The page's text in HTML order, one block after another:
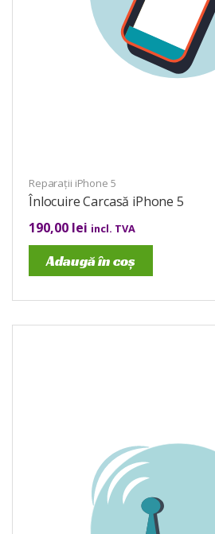
Reparații iPhone 5
Înlocuire Carcasă iPhone 5
190,00 lei incl. TVA
Adaugă în coș